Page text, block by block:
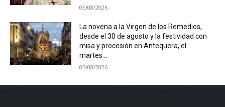
05/08/2026
La novena a la Virgen de los Remedios,
desde el 30 de agosto y la festividad con
misa y procesión en Antequera, el
martes...
05/08/2026